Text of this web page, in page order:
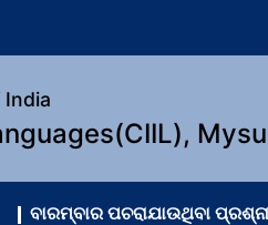
ବାରମ୍ବାର ପଚରାଯାଉଥିବା